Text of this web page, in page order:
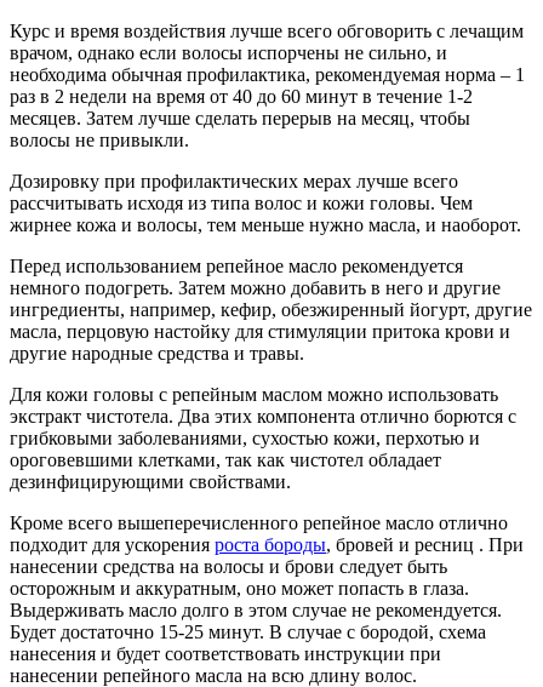
Курс и время воздействия лучше всего обговорить с лечащим
врачом, однако если волосы испорчены не сильно, и
необходима обычная профилактика, рекомендуемая норма – 1
раз в 2 недели на время от 40 до 60 минут в течение 1-2
месяцев. Затем лучше сделать перерыв на месяц, чтобы
волосы не привыкли.
Дозировку при профилактических мерах лучше всего
рассчитывать исходя из типа волос и кожи головы. Чем
жирнее кожа и волосы, тем меньше нужно масла, и наоборот.
Перед использованием репейное масло рекомендуется
немного подогреть. Затем можно добавить в него и другие
ингредиенты, например, кефир, обезжиренный йогурт, другие
масла, перцовую настойку для стимуляции притока крови и
другие народные средства и травы.
Для кожи головы с репейным маслом можно использовать
экстракт чистотела. Два этих компонента отлично борются с
грибковыми заболеваниями, сухостью кожи, перхотью и
ороговевшими клетками, так как чистотел обладает
дезинфицирующими свойствами.
Кроме всего вышеперечисленного репейное масло отлично
подходит для ускорения роста бороды, бровей и ресниц . При
нанесении средства на волосы и брови следует быть
осторожным и аккуратным, оно может попасть в глаза.
Выдерживать масло долго в этом случае не рекомендуется.
Будет достаточно 15-25 минут. В случае с бородой, схема
нанесения и будет соответствовать инструкции при
нанесении репейного масла на всю длину волос.